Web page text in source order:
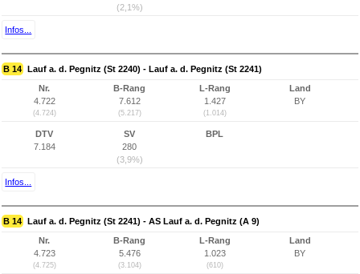
(2,1%)
Infos...
B 14 Lauf a. d. Pegnitz (St 2240) - Lauf a. d. Pegnitz (St 2241)
Nr.
4.722
(4.724)
B-Rang
7.612
(5.217)
L-Rang
1.427
(1.014)
Land
BY
DTV
7.184
SV
280
(3,9%)
BPL
Infos...
B 14 Lauf a. d. Pegnitz (St 2241) - AS Lauf a. d. Pegnitz (A 9)
Nr.
4.723
(4.725)
B-Rang
5.476
(3.104)
L-Rang
1.023
(610)
Land
BY